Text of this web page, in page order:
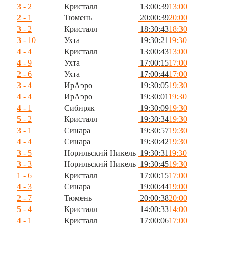
3 - 2 Кристалл 13:00:3913:00
2 - 1 Тюмень 20:00:3920:00
3 - 2 Кристалл 18:30:4318:30
3 - 10 Ухта 19:30:2119:30
4 - 4 Кристалл 13:00:4313:00
4 - 9 Ухта 17:00:1517:00
2 - 6 Ухта 17:00:4417:00
3 - 4 ИрАэро 19:30:0519:30
4 - 4 ИрАэро 19:30:0119:30
4 - 1 Сибиряк 19:30:0919:30
5 - 2 Кристалл 19:30:3419:30
3 - 1 Синара 19:30:5719:30
4 - 4 Синара 19:30:4219:30
3 - 5 Норильский Никель 19:30:3119:30
3 - 3 Норильский Никель 19:30:4519:30
1 - 6 Кристалл 17:00:1517:00
4 - 3 Синара 19:00:4419:00
2 - 7 Тюмень 20:00:3820:00
5 - 4 Кристалл 14:00:3314:00
4 - 1 Кристалл 17:00:0617:00